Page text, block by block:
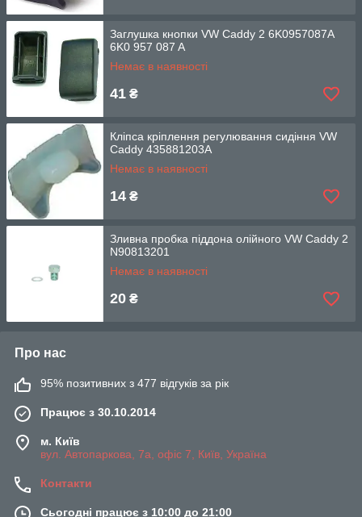
Заглушка кнопки VW Caddy 2 6K0957087A
6K0 957 087 A
Немає в наявності
41 ₴
Кліпса кріплення регулювання сидіння VW
Caddy 435881203A
Немає в наявності
14 ₴
Зливна пробка піддона олійного VW Caddy 2
N90813201
Немає в наявності
20 ₴
Про нас
95% позитивних з 477 відгуків за рік
Працює з 30.10.2014
м. Київ
вул. Автопаркова, 7а, офіс 7, Київ, Україна
Контакти
Сьогодні працює з 10:00 до 21:00